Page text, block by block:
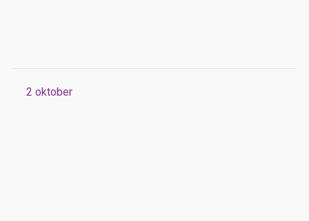
2 oktober